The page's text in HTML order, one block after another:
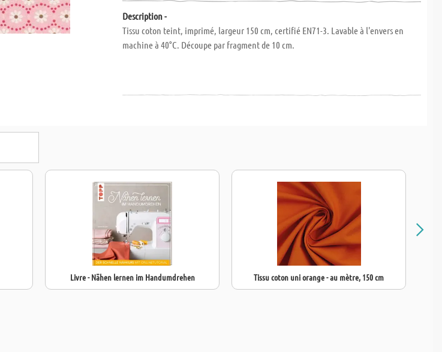
Description -
Tissu coton teint, imprimé, largeur 150 cm, certifié EN71-3. Lavable à l'envers en
machine à 40°C. Découpe par fragment de 10 cm.
Livre - Nähen lernen im Handumdrehen Tissu coton uni orange - au mètre, 150 cm